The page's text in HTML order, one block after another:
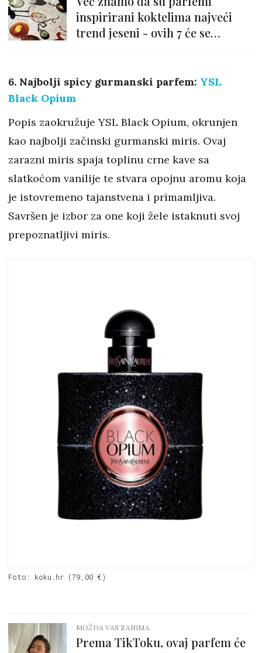
inspirirani koktelima najveći
trend jeseni - ovih 7 će se
6. Najbolji spicy gurmanski parfem: YSL
Black Opium
Popis zaokružuje YSL Black Opium, okrunjen
kao najbolji začinski gurmanski miris. Ovaj
zarazni miris spaja toplinu crne kave sa
slatkoćom vanilije te stvara opojnu aromu koja
je istovremeno tajanstvena i primamljiva.
Savršen je izbor za one koji žele istaknuti svoj
prepoznatljivi miris.
Foto: koku.hr (79,00 €)
MOŽDA VAS ZANIMA
Prema TikToku, ovaj parfem će